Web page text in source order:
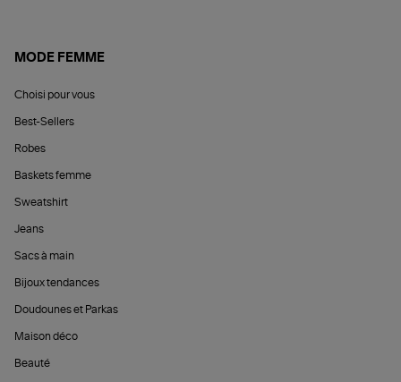
MODE FEMME
Choisi pour vous
Best-Sellers
Robes
Baskets femme
Sweatshirt
Jeans
Sacs à main
Bijoux tendances
Doudounes et Parkas
Maison déco
Beauté